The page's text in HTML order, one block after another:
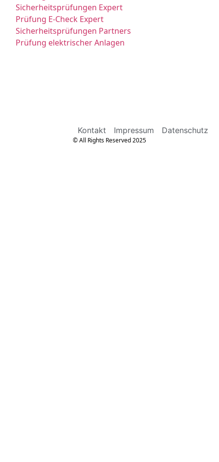
Sicherheitsprüfungen Expert
Prüfung E-Check Expert
Sicherheitsprüfungen Partners
Prüfung elektrischer Anlagen
Kontakt Impressum Datenschutz
© All Rights Reserved 2025